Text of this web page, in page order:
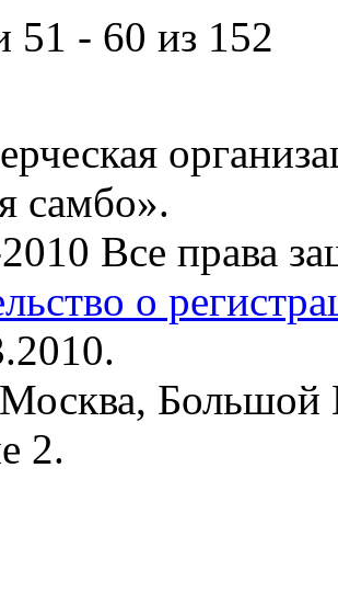
51 - 60 из 152
самбо».
Все права
о
Большой
2.